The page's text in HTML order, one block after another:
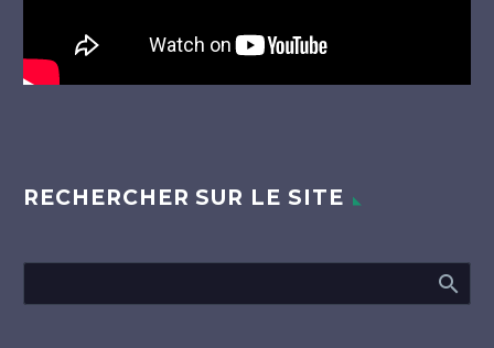
RECHERCHER SUR LE SITE